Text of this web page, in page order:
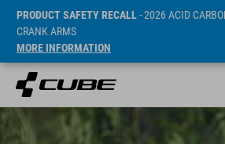
PRODUCT SAFETY RECALL- 2026 ACID
CRANK ARMS
MORE INFORMATION